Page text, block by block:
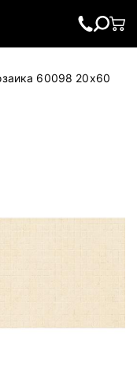
60098 20х60